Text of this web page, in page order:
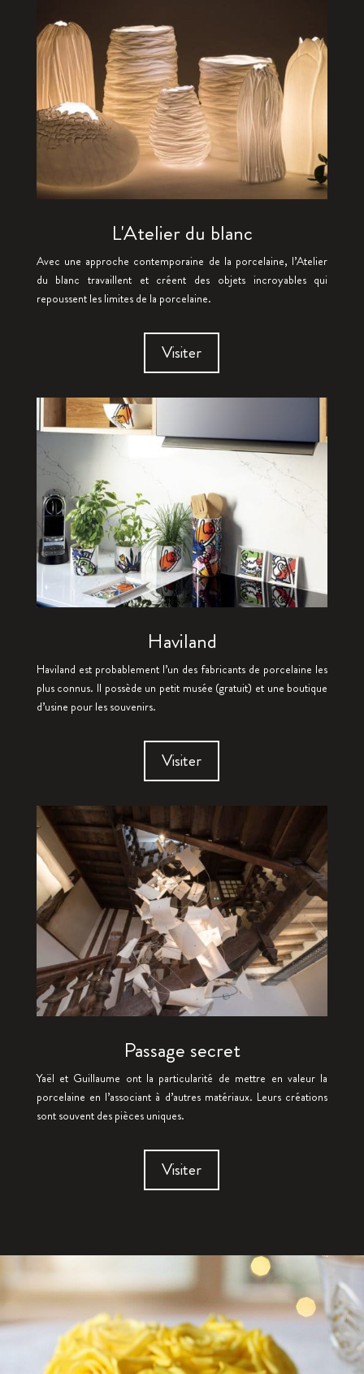
L'Atelier du blanc
Avec une approche contemporaine de la porcelaine, l’Atelier
du blanc travaillent et créent des objets incroyables qui
repoussent les limites de la porcelaine.
Visiter
Haviland
Haviland est probablement l’un des fabricants de porcelaine les
plus connus. Il possède un petit musée (gratuit) et une boutique
d’usine pour les souvenirs.
Visiter
Passage secret
Yaël et Guillaume ont la particularité de mettre en valeur la
porcelaine en l’associant à d’autres matériaux. Leurs créations
sont souvent des pièces uniques.
Visiter